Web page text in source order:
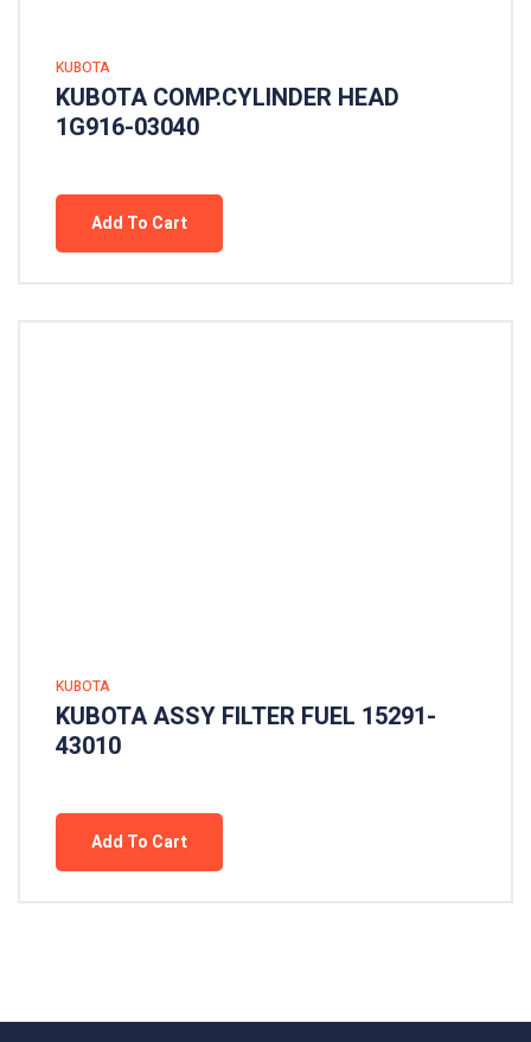
KUBOTA
KUBOTA COMP.CYLINDER HEAD
1G916-03040
Add To Cart
KUBOTA
KUBOTA ASSY FILTER FUEL 15291-
43010
Add To Cart